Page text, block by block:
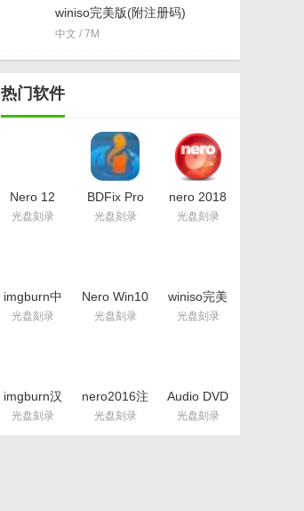
winiso完美版(附注册码)
v6.4.1.5 中文版
中文 / 7M
热门软件
Nero 12
Platinum(含
永久序列号)
光盘刻录
BDFix Pro
完美版(附注
册机)
光盘刻录
nero 2018
注册机
(nero2018
光盘刻录
imgburn中
文语言包(完
美汉化
光盘刻录
Nero Win10
精简版(附序
列号) v10.0
光盘刻录
winiso完美
版(附注册
码) v6.4.1.5
光盘刻录
imgburn汉
化版(刻录
cd) v2.5.8.0
光盘刻录
nero2016注
册版(含
nero16最新
光盘刻录
Audio DVD
Creator中
文版(DVD
光盘刻录